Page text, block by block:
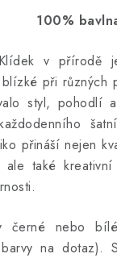
100%
v přírodě
při různých
styl, pohodlí
přináší nejen
také
černé nebo
na dotaz).